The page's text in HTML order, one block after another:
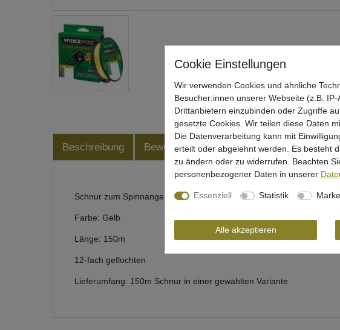
Beschreibung Bewertung Produktsicherheit
Schnur zum Spinnangeln von Spiderwire
Farbe: Gelb
Länge: 150m
12-fach geflochten
Lieferumfang: 150m Schnur in einer gewählten Variante
Wir verwenden Cookies und ähnliche
Besucher:innen unserer Webseite (z.B.
Drittanbietern einzubinden oder Zugriffe
gesetzte Cookies. Wir teilen diese Daten
Die Datenverarbeitung kann mit
erteilt oder abgelehnt werden. Es besteht
zu ändern oder zu widerrufen. Beachten
personenbezogener Daten in unserer
Essenziell Statistik
Alle akzeptieren